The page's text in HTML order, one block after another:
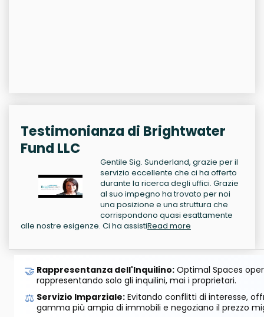
Testimonianza di Brightwater
Fund LLC
Gentile Sig. Sunderland, grazie per il
servizio eccellente che ci ha offerto
durante la ricerca degli uffici. Grazie
al suo impegno ha trovato per noi
una posizione e una struttura che
corrispondono quasi esattamente
alle nostre esigenze. Ci ha assistiRead more
🤝 Rappresentanza dell'Inquilino: Optimal Spaces
rappresentando solo gli inquilini, mai i proprietari.
⚖️ Servizio Imparziale: Evitando conflitti di interesse,
gamma più ampia di immobili e negoziano il prezzo